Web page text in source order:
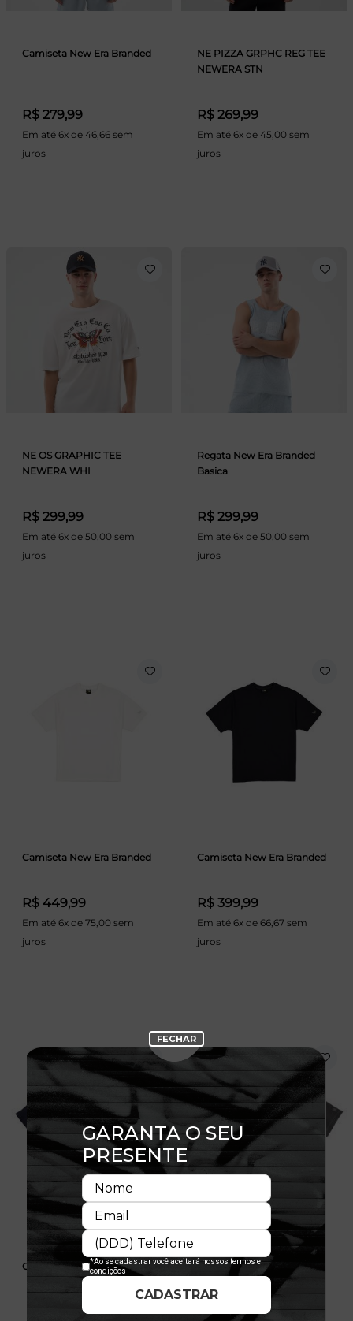
Camiseta New Era Branded
R$ 279,99
Em até 6x de 46,66 sem
juros
NE PIZZA GRPHC REG TEE
NEWERA STN
R$ 269,99
Em até 6x de 45,00 sem
juros
NE OS GRAPHIC TEE
NEWERA WHI
R$ 299,99
Em até 6x de 50,00 sem
juros
Regata New Era Branded
Basica
R$ 299,99
Em até 6x de 50,00 sem
juros
Camiseta New Era Branded
R$ 449,99
Em até 6x de 75,00 sem
juros
Camiseta New Era Branded
R$ 399,99
Em até 6x de 66,67 sem
juros
Camiseta New Era Branded
Camiseta Regular New Era